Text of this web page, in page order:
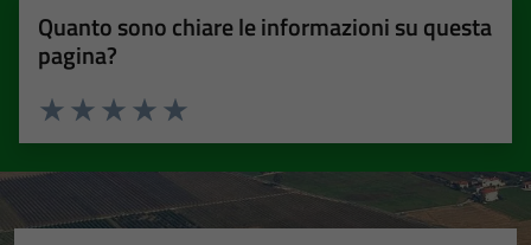
Quanto sono chiare le informazioni su questa
pagina?
Valuta 5 stelle su 5
Valuta 4 stelle su 5
Valuta 3 stelle su 5
Valuta 2 stelle su 5
Valuta 1 stelle su 5